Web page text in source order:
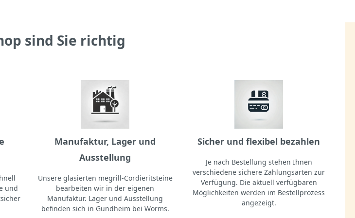
sind Sie richtig
und
Manufaktur, Lager und
Ausstellung
Unsere glasierten megrill-Cordieritsteine
bearbeiten wir in der eigenen
Manufaktur. Lager und Ausstellung
befinden sich in Gundheim bei Worms.
Sicher und flexibel bezahlen
Je nach Bestellung stehen Ihnen
verschiedene sichere Zahlungsarten zur
Verfügung. Die aktuell verfügbaren
Möglichkeiten werden im Bestellprozess
angezeigt.